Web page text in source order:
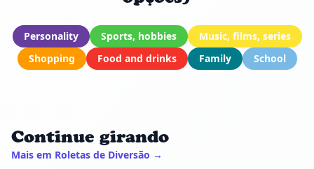
Personality Sports, hobbies
Music, films, series
Shopping
Food and drinks Family School
Continue girando
Mais em Roletas de Diversão →